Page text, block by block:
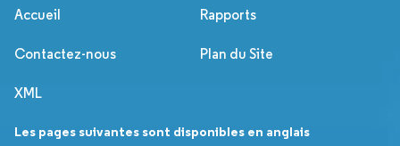
Accueil Rapports
Contactez-nous Plan du Site
XML
Les pages suivantes sont disponibles en anglais